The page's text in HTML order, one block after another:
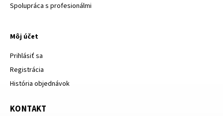
Spolupráca s profesionálmi
Môj účet
Prihlásiť sa
Registrácia
História objednávok
KONTAKT